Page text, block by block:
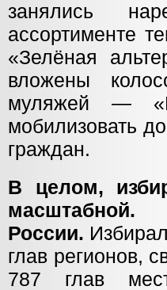
занялись
ассортименте
«Зелёная
вложены
муляжей —
мобилизовать
граждан.
В целом,
России.
глав регионов,
787 глав